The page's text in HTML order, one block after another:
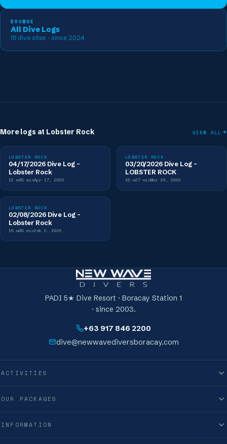
BROWSE
All Dive Logs
18 dive sites · since 2024
More logs at Lobster Rock VIEW ALL
LOBSTER ROCK
04/17/2026 Dive Log -
Lobster Rock
12 m45 minApr 17, 2026
LOBSTER ROCK
03/20/2026 Dive Log -
LOBSTER ROCK
15 m37 minMar 20, 2026
LOBSTER ROCK
02/08/2026 Dive Log -
Lobster Rock
15 m45 minFeb 9, 2026
PADI 5★ Dive Resort · Boracay Station 1
· since 2003.
+63 917 846 2200
dive@newwavediversboracay.com
ACTIVITIES
OUR PACKAGES
INFORMATION